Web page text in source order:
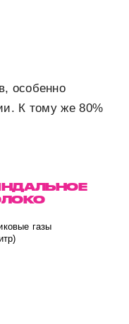
особенно
К тому же 80%
газы